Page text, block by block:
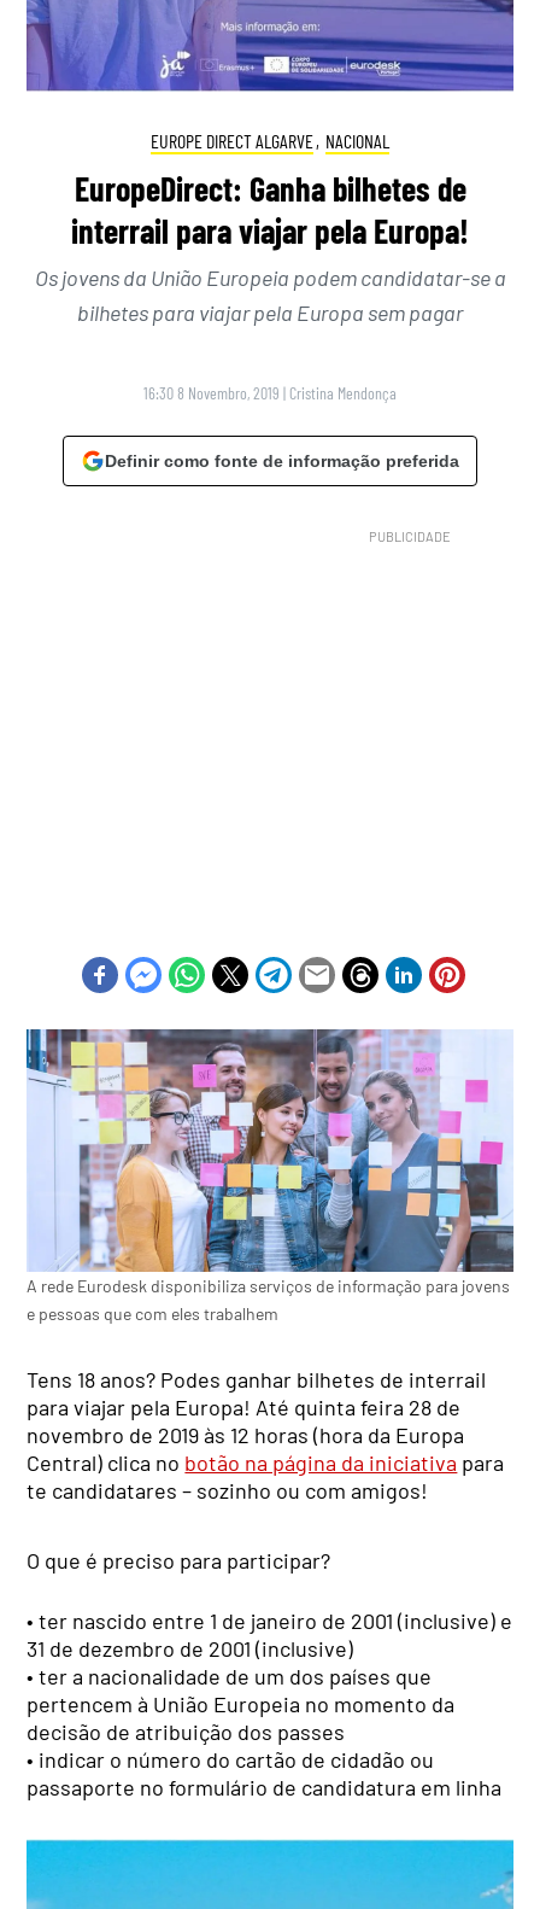
EUROPE DIRECT ALGARVE, NACIONAL
EuropeDirect: Ganha bilhetes de
interrail para viajar pela Europa!
Os jovens da União Europeia podem candidatar-se a
bilhetes para viajar pela Europa sem pagar
16:30 8 Novembro, 2019 | Cristina Mendonça
Definir como fonte de informação preferida
A rede Eurodesk disponibiliza serviços de informação para jovens
e pessoas que com eles trabalhem
Tens 18 anos? Podes ganhar bilhetes de interrail
para viajar pela Europa! Até quinta feira 28 de
novembro de 2019 às 12 horas (hora da Europa
Central) clica no botão na página da iniciativa para
te candidatares – sozinho ou com amigos!
O que é preciso para participar?
• ter nascido entre 1 de janeiro de 2001 (inclusive) e
31 de dezembro de 2001 (inclusive)
• ter a nacionalidade de um dos países que
pertencem à União Europeia no momento da
decisão de atribuição dos passes
• indicar o número do cartão de cidadão ou
passaporte no formulário de candidatura em linha